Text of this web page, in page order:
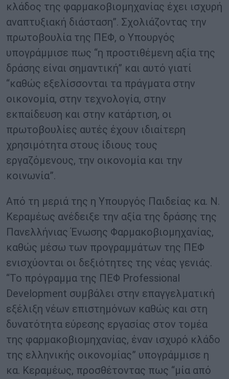
κλάδος της φαρμακοβιομηχανίας έχει ισχυρή
αναπτυξιακή διάσταση”. Σχολιάζοντας την
πρωτοβουλία της ΠΕΦ, ο Υπουργός
υπογράμμισε πως “η προστιθέμενη αξία της
δράσης είναι σημαντική” και αυτό γιατί
“καθώς εξελίσσονται τα πράγματα στην
οικονομία, στην τεχνολογία, στην
εκπαίδευση και στην κατάρτιση, οι
πρωτοβουλίες αυτές έχουν ιδιαίτερη
χρησιμότητα στους ίδιους τους
εργαζόμενους, την οικονομία και την
κοινωνία”.
Από τη μεριά της η Υπουργός Παιδείας κα. Ν.
Κεραμέως ανέδειξε την αξία της δράσης της
Πανελλήνιας Ένωσης Φαρμακοβιομηχανίας,
καθώς μέσω των προγραμμάτων της ΠΕΦ
ενισχύονται οι δεξιότητες της νέας γενιάς.
“Το πρόγραμμα της ΠΕΦ Professional
Development συμβάλει στην επαγγελματική
εξέλιξη νέων επιστημόνων καθώς και στη
δυνατότητα εύρεσης εργασίας στον τομέα
της φαρμακοβιομηχανίας, έναν ισχυρό κλάδο
της ελληνικής οικονομίας” υπογράμμισε η
κα. Κεραμέως, προσθέτοντας πως “μία από